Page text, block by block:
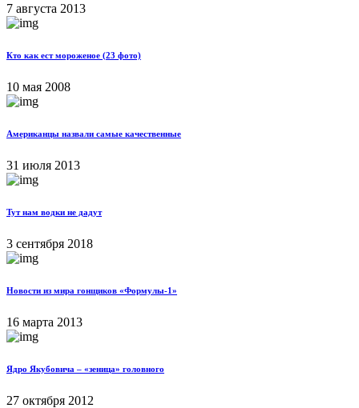
7 августа 2013
Кто как ест мороженое (23 фото)
10 мая 2008
Американцы назвали самые качественные
31 июля 2013
Тут нам водки не дадут
3 сентября 2018
Новости из мира гонщиков «Формулы-1»
16 марта 2013
Ядро Якубовича – «зеница» головного
27 октября 2012